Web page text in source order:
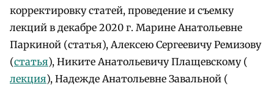
корректировку статей, проведение и съемку
лекций в декабре 2020 г. Марине Анатольевне
Паркиной (статья), Алексею Сергеевичу Ремизову
(статья), Никите Анатольевичу Плащевскому (
лекция), Надежде Анатольевне Завальной (